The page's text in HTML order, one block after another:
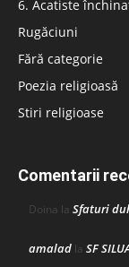
6. Acatiste
Rugăciuni
Fără categorie
Poezia religioasă
Stiri religioase
Comentarii
Doina la Sfaturi
amalad la SF